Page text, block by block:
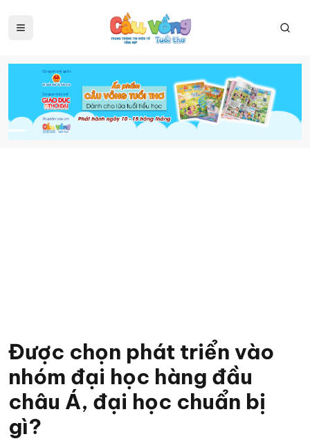
Được chọn phát triển vào
nhóm đại học hàng đầu
châu Á, đại học chuẩn bị
gì?